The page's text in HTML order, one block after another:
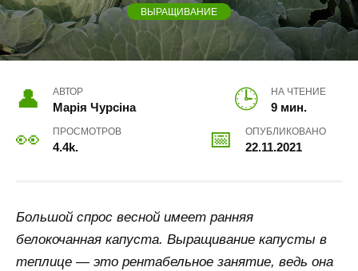
ВЫРАЩИВАНИЕ
АВТОР
Марія Чурсіна
НА ЧТЕНИЕ
9 мин.
ПРОСМОТРОВ
4.4k.
ОПУБЛИКОВАНО
22.11.2021
Большой спрос весной имеет ранняя
белокочанная капуста. Выращивание капусты в
теплице — это рентабельное занятие, ведь она